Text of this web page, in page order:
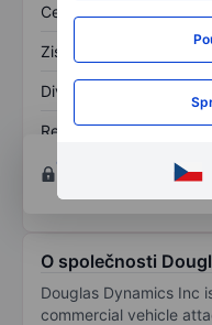
Cena/tržby
Zisk na akcii
Dividenda na akcii
Rentabilita kapitálu
Otevřete si účeta
nástrojům pro grafy
O společnosti
Douglas Dynamics Inc
commercial vehicle